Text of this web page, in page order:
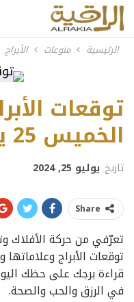
الرئيسية منوعات الأبراج
توقعات
الخميس 25 يوليو 2024
تاريخ يوليو 25, 2024
Share
تعرّفي من حركة الأفلاك
توقعات الأبراج
قراءة برجك على حظك
في الرزق والحب والصحة.